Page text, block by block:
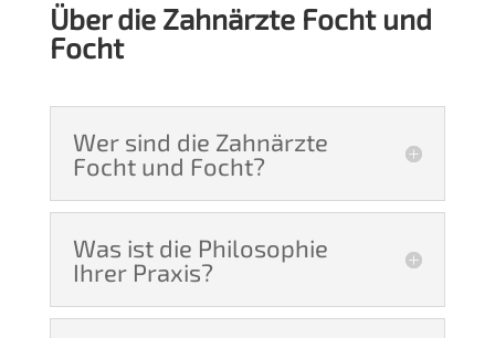
Über die Zahnärzte Focht und
Focht
Wer sind die Zahnärzte
Focht und Focht?
Was ist die Philosophie
Ihrer Praxis?